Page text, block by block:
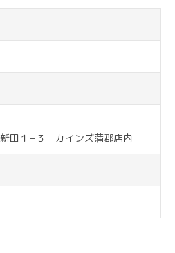
田１−３ カインズ蒲郡店内